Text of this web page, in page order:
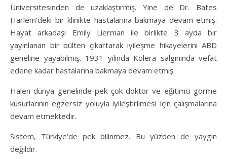
Üniversitesinden de uzaklaştırmış. Yine de Dr. Bates
Harlem’deki bir klinikte hastalarına bakmaya devam etmiş.
Hayat arkadaşı Emily Lierman ile birlikte 3 ayda bir
yayınlanan bir bülten çıkartarak iyileşme hikayelerini ABD
geneline yayabilmiş. 1931 yılında Kolera salgınında vefat
edene kadar hastalarına bakmaya devam etmiş.
Halen dünya genelinde pek çok doktor ve eğitimci görme
kusurlarının egzersiz yoluyla iyileştirilmesi için çalışmalarına
devam etmektedir.
Sistem, Türkiye’de pek bilinmez. Bu yüzden de yaygın
değildir.